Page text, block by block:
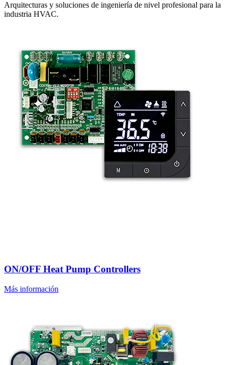
Arquitecturas y soluciones de ingeniería de nivel profesional para la
industria HVAC.
ON/OFF Heat Pump Controllers
Más información